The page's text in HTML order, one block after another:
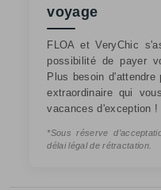
voyage
FLOA et VeryChic
possibilité de payer
Plus besoin
extraordinaire qui
vacances d'exception !
*Sous réserve
délai légal de rétractation.